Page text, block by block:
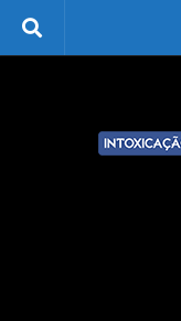
Skip to content